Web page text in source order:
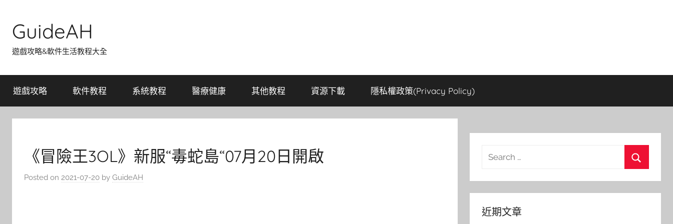
content
GuideAH
遊戲攻略&軟件生活教程大全
遊戲攻略 軟件教程 系統教程 醫療健康 其他教程 資源下載 隱私權政策(Privacy Policy)
《冒險王3OL》新服“毒蛇島“07月20日開啟
Posted on 2021-07-20 by GuideAH
Search
近期文章